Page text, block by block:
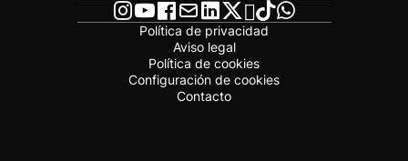
Política de privacidad
Aviso legal
Política de cookies
Configuración de cookies
Contacto